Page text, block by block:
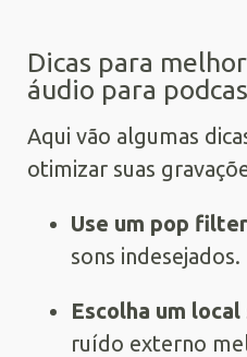
Dicas para
áudio para
Aqui vão algumas
otimizar suas
Use um pop filter
sons indesejados.
Escolha um
ruído externo